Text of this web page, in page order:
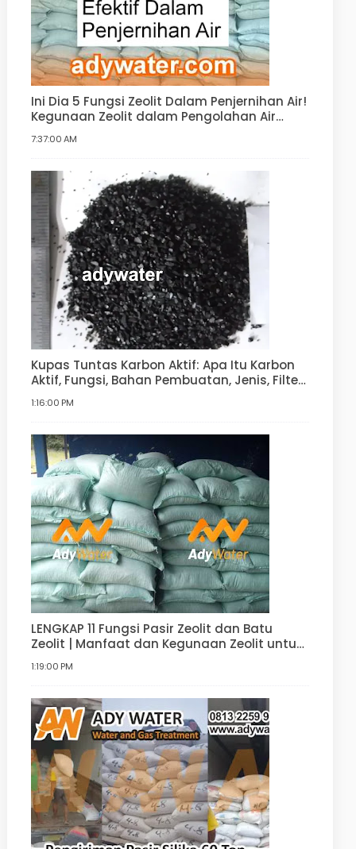
Ini Dia 5 Fungsi Zeolit Dalam Penjernihan Air!
Kegunaan Zeolit dalam Pengolahan Air
7:37:00 AM
Kupas Tuntas Karbon Aktif: Apa Itu Karbon
Aktif, Fungsi, Bahan Pembuatan, Jenis, Filter
1:16:00 PM
LENGKAP 11 Fungsi Pasir Zeolit dan Batu
Zeolit | Manfaat dan Kegunaan Zeolit untuk
1:19:00 PM